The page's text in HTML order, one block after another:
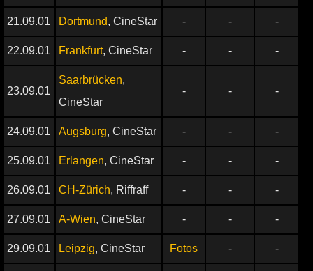
21.09.01 Dortmund, CineStar - - -
22.09.01 Frankfurt, CineStar - - -
23.09.01
Saarbrücken,
CineStar
- - -
24.09.01 Augsburg, CineStar - - -
25.09.01 Erlangen, CineStar - - -
26.09.01 CH-Zürich, Riffraff - - -
27.09.01 A-Wien, CineStar - - -
29.09.01 Leipzig, CineStar Fotos - -